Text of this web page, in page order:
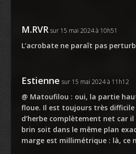
M.RVR sur 15 mai 2024 à 10h51
L’acrobate ne paraît pas
Estienne sur 15 mai 2024 à 11h12
@ Matoufilou : oui, la partie
floue. Il est toujours très difficile
d’herbe complètement net car
brin soit dans le même plan
marge est millimétrique : là, ce